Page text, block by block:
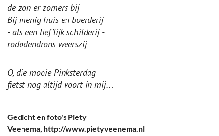
de zon er zomers bij
Bij menig huis en boerderij
- als een lief’lijk schilderij -
rododendrons weerszij
O, die mooie Pinksterdag
fietst nog altijd voort in mij…
Gedicht en foto's Piety
Veenema, http://www.pietyveenema.nl